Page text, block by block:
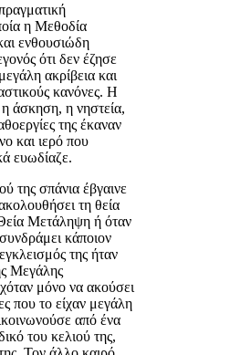
η Μεθοδία
ενθουσιώδη
ότι δεν έζησε
ακρίβεια και
κανόνες. Η
η άσκηση, η νηστεία,
της έκαναν
και ιερό που
ευωδίαζε.
της σπάνια έβγαινε
τη θεία
Θεία Μετάληψη ή όταν
κάποιον
της ήταν
Μεγάλης
μόνο να ακούσει
που το είχαν μεγάλη
από ένα
του κελιού της,